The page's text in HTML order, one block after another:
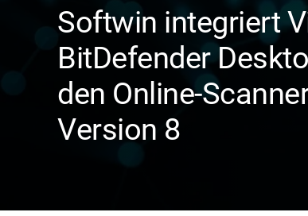
Softwin integriert
BitDefender
den Online-
Version 8